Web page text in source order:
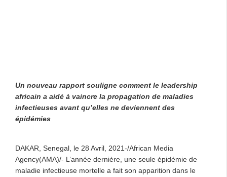
Un nouveau rapport souligne comment le leadership
africain a aidé à vaincre la propagation de maladies
infectieuses avant qu’elles ne deviennent des
épidémies
DAKAR, Senegal, le 28 Avril, 2021-/African Media
Agency(AMA)/- L’année dernière, une seule épidémie de
maladie infectieuse mortelle a fait son apparition dans le